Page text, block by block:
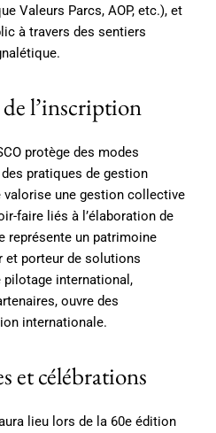
Valeurs Parcs, AOP, etc.), et
à travers des sentiers
l’inscription
protège des modes
pratiques de gestion
valorise une gestion collective
faire liés à l’élaboration de
représente un patrimoine
et porteur de solutions
pilotage international,
ouvre des
internationale.
et célébrations
lieu lors de la 60e édition